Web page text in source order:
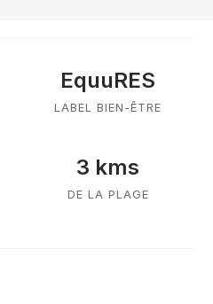
EquuRES
LABEL BIEN-ÊTRE
3 kms
DE LA PLAGE